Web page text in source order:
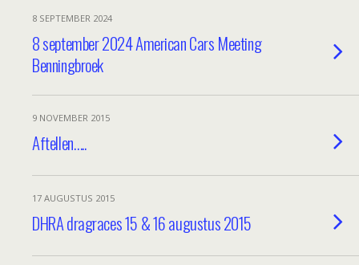
8 SEPTEMBER 2024
8 september 2024 American Cars Meeting
Benningbroek
9 NOVEMBER 2015
Aftellen…..
17 AUGUSTUS 2015
DHRA dragraces 15 & 16 augustus 2015